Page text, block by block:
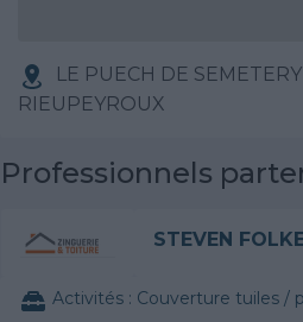
LE PUECH DE
RIEUPEYROUX
Professionnels
STEVEN
Activités : Couverture tuiles / petits